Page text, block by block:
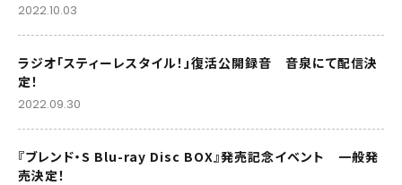
2022.10.03
ラジオ「スティーレスタイル！」復活公開録音 音泉にて配信決
定！
2022.09.30
『ブレンド・S Blu-ray Disc BOX』発売記念イベント 一般発
売決定！